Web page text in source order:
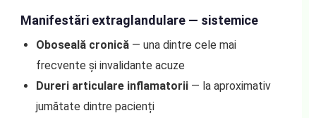
Manifestări extraglandulare — sistemice
Oboseală cronică— una dintre cele mai
frecvente și invalidante acuze
Dureri articulare inflamatorii— la aproximativ
jumătate dintre pacienți